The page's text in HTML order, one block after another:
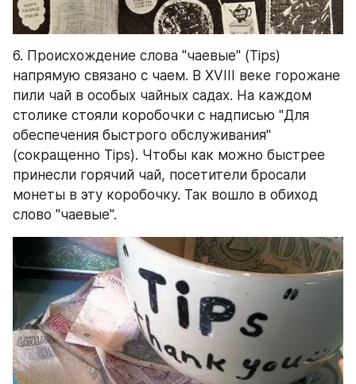
6. Происхождение слова "чаевые" (Tips)
напрямую связано с чаем. В XVIII веке горожане
пили чай в особых чайных садах. На каждом
столике стояли коробочки с надписью "Для
обеспечения быстрого обслуживания"
(сокращенно Tips). Чтобы как можно быстрее
принесли горячий чай, посетители бросали
монеты в эту коробочку. Так вошло в обиход
слово "чаевые".